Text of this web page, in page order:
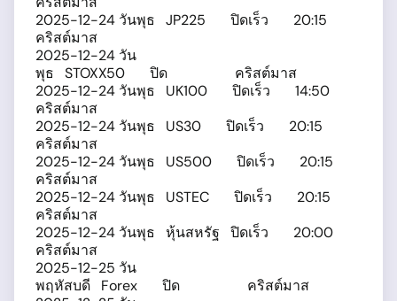
2025-12-24 วันพุธ JP225 ปิดเร็ว 20:15
คริสต์มาส
2025-12-24 วัน
พุธ STOXX50 ปิด คริสต์มาส
2025-12-24 วันพุธ UK100 ปิดเร็ว 14:50
คริสต์มาส
2025-12-24 วันพุธ US30 ปิดเร็ว 20:15
คริสต์มาส
2025-12-24 วันพุธ US500 ปิดเร็ว 20:15
คริสต์มาส
2025-12-24 วันพุธ USTEC ปิดเร็ว 20:15
คริสต์มาส
2025-12-24 วันพุธ หุ้นสหรัฐ ปิดเร็ว 20:00
คริสต์มาส
2025-12-25 วัน
พฤหัสบดี Forex ปิด คริสต์มาส